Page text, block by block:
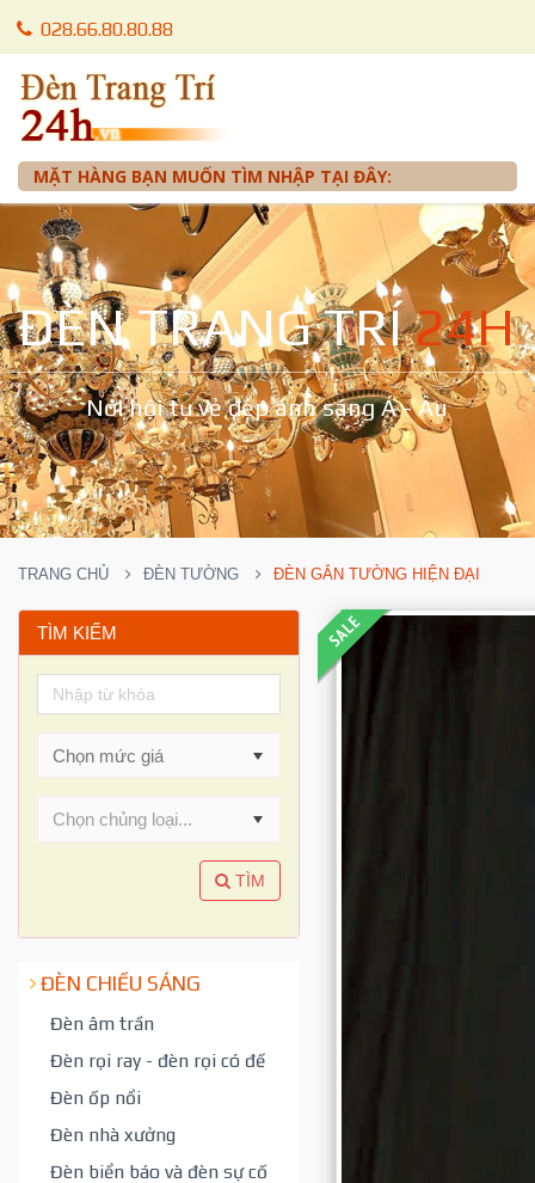
028.66.80.80.88
0905 012 099 - Mr. Tuấn
MẶT HÀNG BẠN MUỐN TÌM NHẬP TẠI ĐÂY:
ĐÈN TRANG TRÍ24H
Nơi hội tụ vẻ đẹp ánh sáng Á - Âu
TRANG CHỦ ĐÈN TƯỜNG ĐÈN GẮN TƯỜNG HIỆN ĐẠI
TÌM KIẾM
Chọn chủng loại...
TÌM
ĐÈN CHIẾU SÁNG
Đèn âm trần
Đèn rọi ray - đèn rọi có đế
Đèn ốp nổi
Đèn nhà xưởng
Đèn biển báo và đèn sự cố